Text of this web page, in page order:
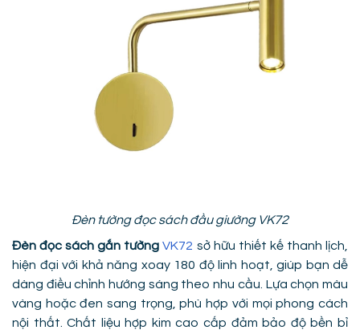
Đèn tường đọc sách đầu giường VK72
Đèn đọc sách gắn tường VK72 sở hữu thiết kế thanh lịch,
hiện đại với khả năng xoay 180 độ linh hoạt, giúp bạn dễ
dàng điều chỉnh hướng sáng theo nhu cầu. Lựa chọn màu
vàng hoặc đen sang trọng, phù hợp với mọi phong cách
nội thất. Chất liệu hợp kim cao cấp đảm bảo độ bền bỉ